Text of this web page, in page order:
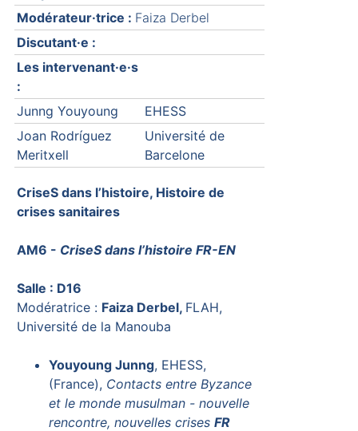
Modérateur·trice : Faiza Derbel
Discutant·e :
Les intervenant·e·s
:
Junng Youyoung
EHESS
Joan Rodríguez
Meritxell
Université de
Barcelone
CriseS dans l’histoire, Histoire de
crises sanitaires
AM6 - CriseS dans l’histoire FR-EN
Salle : D16
Modératrice : Faiza Derbel, FLAH,
Université de la Manouba
Youyoung Junng, EHESS,
(France), Contacts entre Byzance
et le monde musulman - nouvelle
rencontre, nouvelles crisesFR